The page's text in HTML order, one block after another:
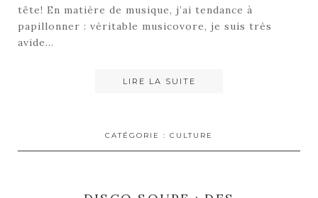
tête! En matière de musique, j’ai tendance à
papillonner : véritable musicovore, je suis très
avide…
LIRE LA SUITE
CATÉGORIE : CULTURE